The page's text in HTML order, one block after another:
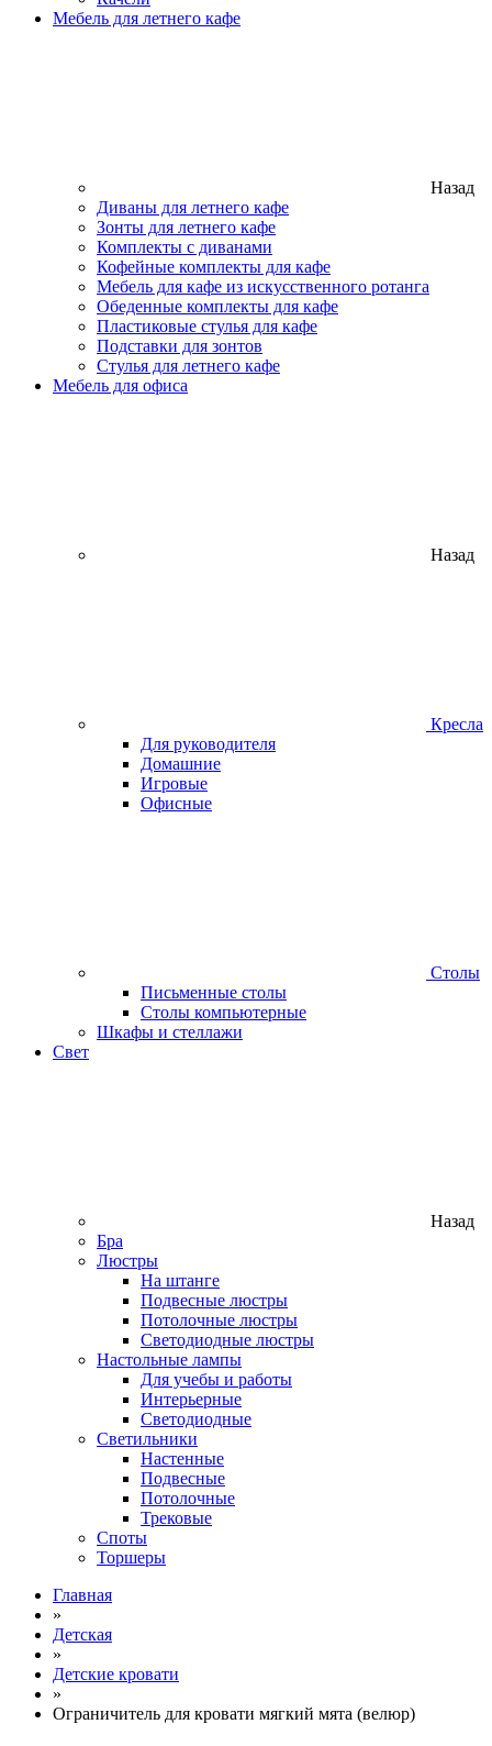
Мебель для летнего кафе
Назад
Диваны для летнего кафе
Зонты для летнего кафе
Комплекты с диванами
Кофейные комплекты для кафе
Мебель для кафе из искусственного ротанга
Обеденные комплекты для кафе
Пластиковые стулья для кафе
Подставки для зонтов
Стулья для летнего кафе
Мебель для офиса
Назад
Кресла
Для руководителя
Домашние
Игровые
Офисные
Столы
Письменные столы
Столы компьютерные
Шкафы и стеллажи
Свет
Назад
Бра
Люстры
На штанге
Подвесные люстры
Потолочные люстры
Светодиодные люстры
Настольные лампы
Для учебы и работы
Интерьерные
Светодиодные
Светильники
Настенные
Подвесные
Потолочные
Трековые
Споты
Торшеры
Главная
»
Детская
»
Детские кровати
»
Ограничитель для кровати мягкий мята (велюр)